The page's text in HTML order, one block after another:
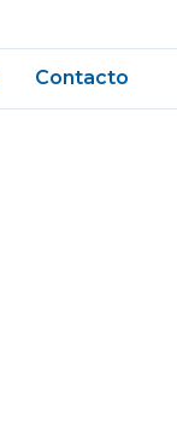
Contacto